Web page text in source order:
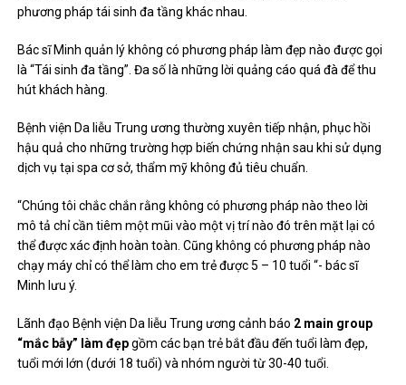
phương pháp tái sinh đa tầng khác nhau.
Bác sĩ Minh quản lý không có phương pháp làm đẹp nào được gọi
là “Tái sinh đa tầng”. Đa số là những lời quảng cáo quá đà để thu
hút khách hàng.
Bệnh viện Da liễu Trung ương thường xuyên tiếp nhận, phục hồi
hậu quả cho những trường hợp biến chứng nhận sau khi sử dụng
dịch vụ tại spa cơ sở, thẩm mỹ không đủ tiêu chuẩn.
“Chúng tôi chắc chắn rằng không có phương pháp nào theo lời
mô tả chỉ cần tiêm một mũi vào một vị trí nào đó trên mặt lại có
thể được xác định hoàn toàn. Cũng không có phương pháp nào
chạy máy chỉ có thể làm cho em trẻ được 5 – 10 tuổi “- bác sĩ
Minh lưu ý.
Lãnh đạo Bệnh viện Da liễu Trung ương cảnh báo 2 main group
“mắc bẫy” làm đẹpgồm các bạn trẻ bắt đầu đến tuổi làm đẹp,
tuổi mới lớn (dưới 18 tuổi) và nhóm người từ 30-40 tuổi.